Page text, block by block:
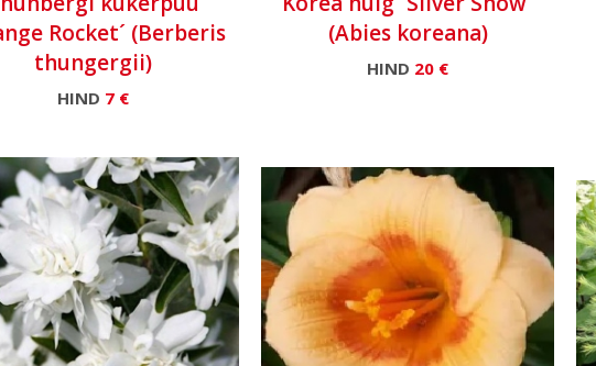
Rocket´ (Berberis
thungergii)
HIND 7 €
(Abies koreana)
HIND 20 €